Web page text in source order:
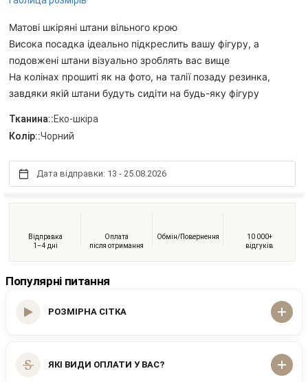
Матові шкіряні штани вільного крою
Висока посадка ідеально підкреслить вашу фігуру, а
подовжені штани візуально зроблять вас вище
На колінах прошиті як на фото, на талії позаду резинка,
завдяки якій штани будуть сидіти на будь-яку фігуру
Тканина::Еко-шкіра
Колір::Чорний
Дата відправки: 13 - 25.08.2026
Відправка
1–4 дні
Оплата
після отримання
Обмін/Повернення
10 000+
відгуків
Популярні питання
РОЗМІРНА СІТКА
ЯКІ ВИДИ ОПЛАТИ У ВАС?